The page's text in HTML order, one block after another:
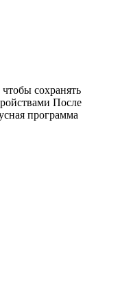
сохранять
После
программа